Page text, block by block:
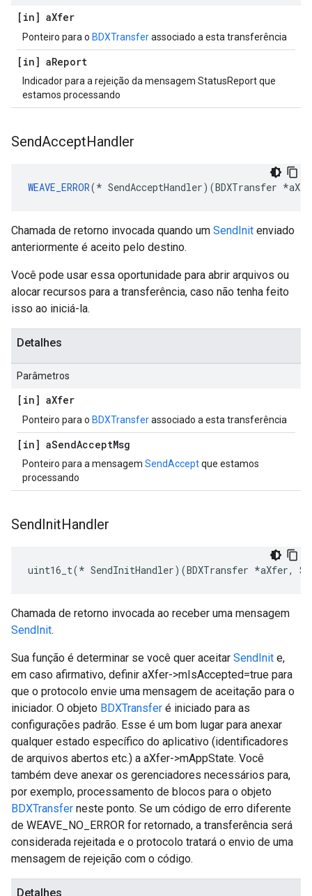
[in] aXfer
Ponteiro para o BDXTransferassociado a esta transferência
[in] aReport
Indicador para a rejeição da mensagem StatusReport que
estamos processando
SendAcceptHandler
WEAVE_ERROR(* SendAcceptHandler)(BDXTransfer
Chamada de retorno invocada quando um SendInit enviado
anteriormente é aceito pelo destino.
Você pode usar essa oportunidade para abrir arquivos ou
alocar recursos para a transferência, caso não tenha feito
isso ao iniciá-la.
Detalhes
Parâmetros
[in] aXfer
Ponteiro para o BDXTransferassociado a esta transferência
[in] aSendAcceptMsg
Ponteiro para a mensagem SendAcceptque estamos
processando
SendInitHandler
uint16_t(* SendInitHandler)(BDXTransfer *aXfer,
Chamada de retorno invocada ao receber uma mensagem
SendInit.
Sua função é determinar se você quer aceitar SendInit e,
em caso afirmativo, definir aXfer->mIsAccepted=true para
que o protocolo envie uma mensagem de aceitação para o
iniciador. O objeto BDXTransfer é iniciado para as
configurações padrão. Esse é um bom lugar para anexar
qualquer estado específico do aplicativo (identificadores
de arquivos abertos etc.) a aXfer->mAppState. Você
também deve anexar os gerenciadores necessários para,
por exemplo, processamento de blocos para o objeto
BDXTransfer neste ponto. Se um código de erro diferente
de WEAVE_NO_ERROR for retornado, a transferência será
considerada rejeitada e o protocolo tratará o envio de uma
mensagem de rejeição com o código.
Detalhes